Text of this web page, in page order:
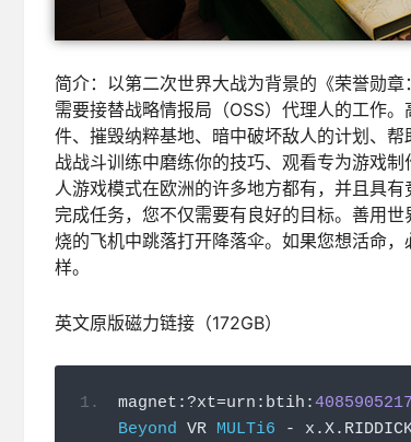
简介：以第二次世界大战为背景的《荣誉勋
需要接替战略情报局（OSS）代理人的工作
件、摧毁纳粹基地、暗中破坏敌人的计划、
战战斗训练中磨练你的技巧、观看专为游戏
人游戏模式在欧洲的许多地方都有，并且具
完成任务，您不仅需要有良好的目标。善用
烧的飞机中跳落打开降落伞。如果您想活命
样。
英文原版磁力链接（172GB）
magnet :?xt=urn : btih :
Beyond VR MULTi6 - x .X.